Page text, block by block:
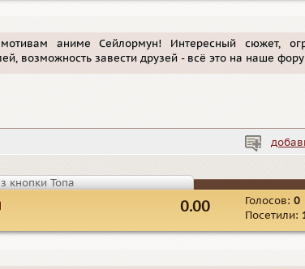
аниме Сейлормун! Интересный сюжет,
возможность завести друзей - всё это на наше
кнопки Топа
Голосов: 0
Посетили:
0.00